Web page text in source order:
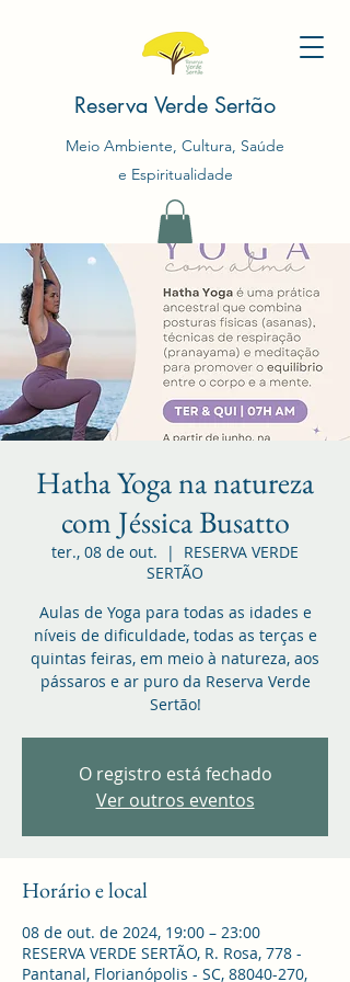
Reserva Verde Sertão
Meio Ambiente, Cultura, Saúde
e Espiritualidade
Hatha Yoga na natureza
com Jéssica Busatto
ter., 08 de out.
  |
RESERVA VERDE
SERTÃO
Aulas de Yoga para todas as idades e
níveis de dificuldade, todas as terças e
quintas feiras, em meio à natureza, aos
pássaros e ar puro da Reserva Verde
Sertão!
O registro está fechado
Ver outros eventos
Horário e local
08 de out. de 2024, 19:00 – 23:00
RESERVA VERDE SERTÃO, R. Rosa, 778 -
Pantanal, Florianópolis - SC, 88040-270,